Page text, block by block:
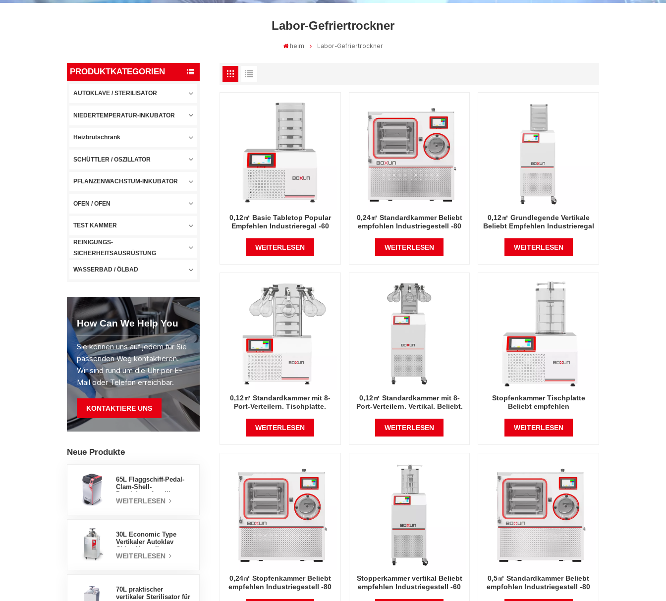
Labor-Gefriertrockner
heim Labor-Gefriertrockner
PRODUKTKATEGORIEN
AUTOKLAVE / STERILISATOR
NIEDERTEMPERATUR-INKUBATOR
Heizbrutschrank
SCHÜTTLER / OSZILLATOR
PFLANZENWACHSTUM-INKUBATOR
OFEN / OFEN
TEST KAMMER
REINIGUNGS-
SICHERHEITSAUSRÜSTUNG
WASSERBAD / ÖLBAD
How Can We Help You
Sie können uns auf jedem für Sie
passenden Weg kontaktieren.
Wir sind rund um die Uhr per E-
Mail oder Telefon erreichbar.
KONTAKTIERE UNS
Neue Produkte
65L Flaggschiff-Pedal-
Clam-Shell-
Fabrik
WEITERLESEN
30L Economic Type
Vertikaler Autoklav
Druckdampfsterilisator
WEITERLESEN
70L praktischer
vertikaler Sterilisator für
0,12㎡ Basic Tabletop Popular
Empfehlen Industrieregal -60
Gefriertrocknerfabrik in China
WEITERLESEN
0,24㎡ Standardkammer Beliebt
empfohlen Industriegestell -80
Gefriertrocknerfabrik in China
WEITERLESEN
0,12㎡ Grundlegende Vertikale
Beliebt Empfehlen Industrieregal
Gefriertrocknerfabrik in China
WEITERLESEN
0,12㎡ Standardkammer mit 8-
Port-Verteilern. Tischplatte.
Rack-Fabrik für Gefriertrockner
bei -60 Grad Celsius in China
WEITERLESEN
0,12㎡ Standardkammer mit 8-
Port-Verteilern. Vertikal. Beliebt.
Fabrik für Gefriertrockner bei -60
Grad Celsius in China
WEITERLESEN
Stopfenkammer Tischplatte
Beliebt empfehlen
Gefriertrockner Fabrik in China
WEITERLESEN
0,24㎡ Stopfenkammer Beliebt
empfehlen Industriegestell -80
Stopperkammer vertikal Beliebt
empfehlen Industriegestell -60
0,5㎡ Standardkammer Beliebt
empfohlen Industriegestell -80